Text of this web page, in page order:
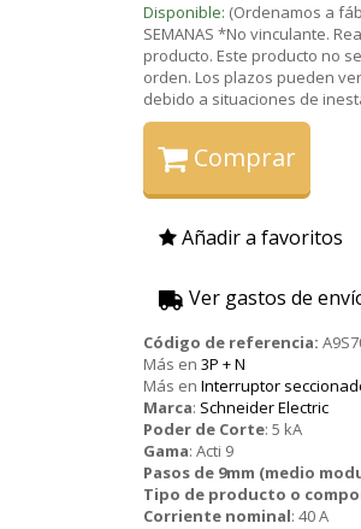
Disponible: (Ordenamos a
SEMANAS *No vinculante.
producto. Este producto no
orden. Los plazos pueden
debido a situaciones de
Comprar
Añadir a favoritos
Ver gastos de
Código de referencia:
Más en3P + N
Más enInterruptor
Marca: Schneider Electric
Poder de Corte:5 kA
Gama:Acti 9
Pasos de 9mm (medio
Tipo de producto o
Corriente nominal:40 A